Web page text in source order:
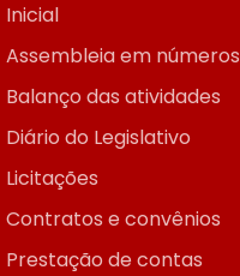
Inicial
Assembleia em números
Balanço das atividades
Diário do Legislativo
Licitações
Contratos e convênios
Prestação de contas